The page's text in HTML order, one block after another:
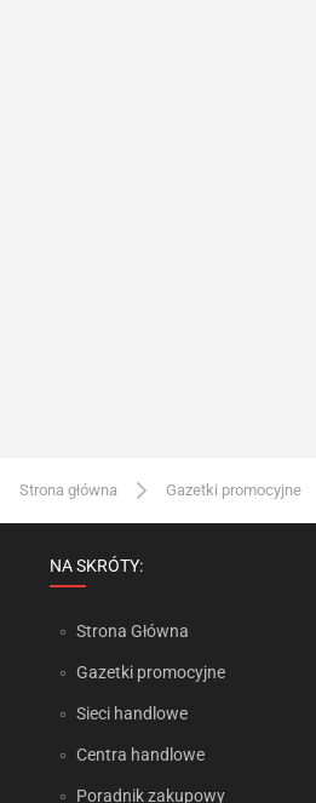
Strona główna Gazetki promocyjne
NA SKRÓTY:
Strona Główna
Gazetki promocyjne
Sieci handlowe
Centra handlowe
Poradnik zakupowy